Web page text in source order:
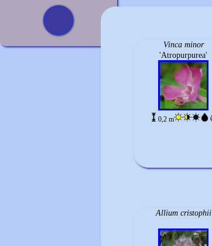
Vinca minor
'Atropurpurea'
0,2 m
Allium cristophii